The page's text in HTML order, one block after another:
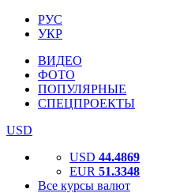
РУС
УКР
ВИДЕО
ФОТО
ПОПУЛЯРНЫЕ
СПЕЦПРОЕКТЫ
USD
USD 44.4869
EUR 51.3348
Все курсы валют